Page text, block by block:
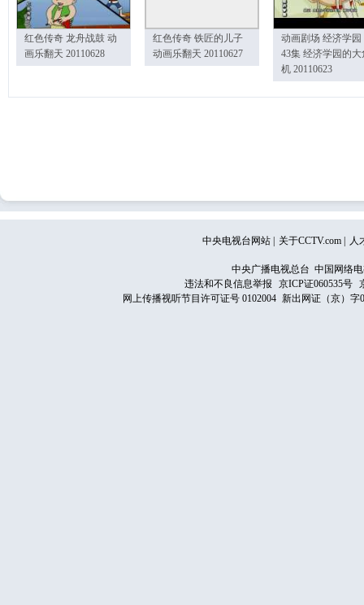
红色传奇 龙舟战鼓 动
画乐翻天 20110628
红色传奇 铁匠的儿子
动画乐翻天 20110627
动画剧场 经济学园
43集 经济学园的大
机 20110623
中央电视台网站 关于CCTV.com 人
中央广播电视总台 中国网络
违法和不良信息举报
京ICP证060535号
网上传播视听节目许可证号 0102004 新出网证（京）